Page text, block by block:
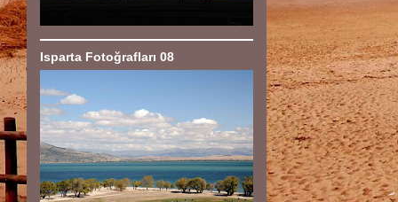
Isparta Fotoğrafları 08